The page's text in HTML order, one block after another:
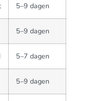
5–9 dagen
5–9 dagen
5–7 dagen
5–9 dagen